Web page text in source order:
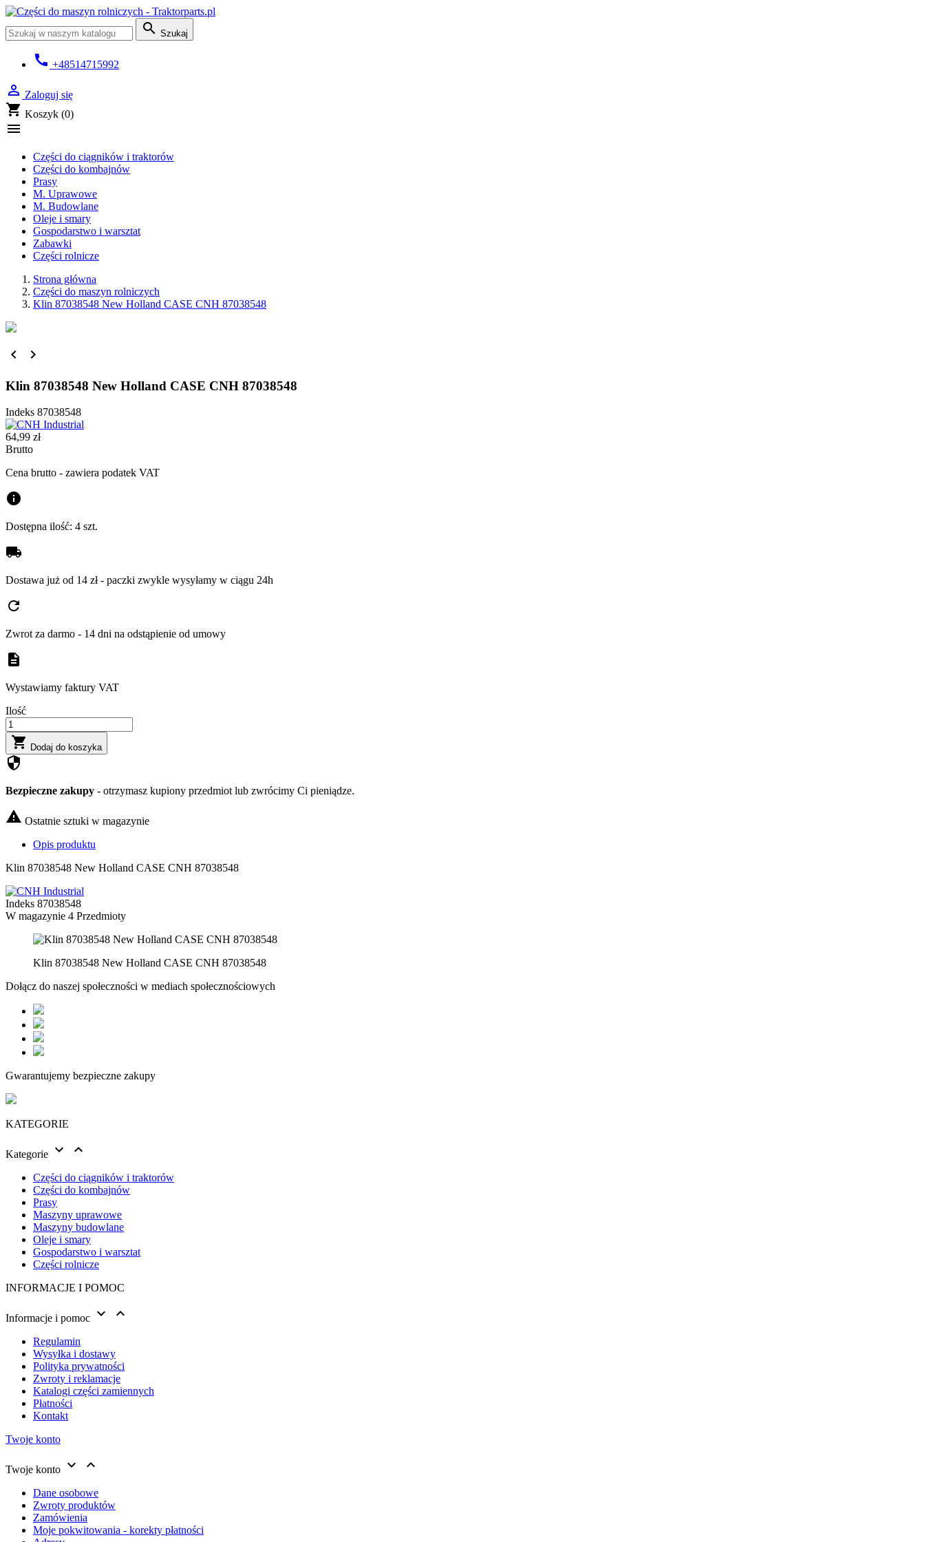
 Szukaj
call +48514715992
 Zaloguj się
shopping_cart Koszyk (0)

Części do ciągników i traktorów
Części do kombajnów
Prasy
M. Uprawowe
M. Budowlane
Oleje i smary
Gospodarstwo i warsztat
Zabawki
Części rolnicze
Strona główna
Części do maszyn rolniczych
Klin 87038548 New Holland CASE CNH 87038548
 
Klin 87038548 New Holland CASE CNH 87038548
Indeks 87038548
64,99 zł
Brutto
Cena brutto - zawiera podatek VAT
info
Dostępna ilość: 4 szt.
local_shipping
Dostawa już od 14 zł - paczki zwykle wysyłamy w ciągu 24h
refresh
Zwrot za darmo - 14 dni na odstąpienie od umowy
description
Wystawiamy faktury VAT
Ilość
 Dodaj do koszyka
security
Bezpieczne zakupy - otrzymasz kupiony przedmiot lub zwrócimy Ci pieniądze.
 Ostatnie sztuki w magazynie
Opis produktu
Klin 87038548 New Holland CASE CNH 87038548
Indeks 87038548
W magazynie 4 Przedmioty
Klin 87038548 New Holland CASE CNH 87038548
Dołącz do naszej społeczności w mediach społecznościowych
Gwarantujemy bezpieczne zakupy
KATEGORIE
Kategorie  
Części do ciągników i traktorów
Części do kombajnów
Prasy
Maszyny uprawowe
Maszyny budowlane
Oleje i smary
Gospodarstwo i warsztat
Części rolnicze
INFORMACJE I POMOC
Informacje i pomoc  
Regulamin
Wysyłka i dostawy
Polityka prywatności
Zwroty i reklamacje
Katalogi części zamiennych
Płatności
Kontakt
Twoje konto
Twoje konto  
Dane osobowe
Zwroty produktów
Zamówienia
Moje pokwitowania - korekty płatności